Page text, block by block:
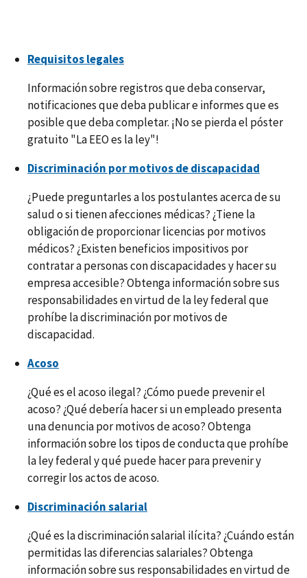
Requisitos legales
Información sobre registros que deba conservar,
notificaciones que deba publicar e informes que es
posible que deba completar. ¡No se pierda el póster
gratuito "La EEO es la ley"!
Discriminación por motivos de discapacidad
¿Puede preguntarles a los postulantes acerca de su
salud o si tienen afecciones médicas? ¿Tiene la
obligación de proporcionar licencias por motivos
médicos? ¿Existen beneficios impositivos por
contratar a personas con discapacidades y hacer su
empresa accesible? Obtenga información sobre sus
responsabilidades en virtud de la ley federal que
prohíbe la discriminación por motivos de
discapacidad.
Acoso
¿Qué es el acoso ilegal? ¿Cómo puede prevenir el
acoso? ¿Qué debería hacer si un empleado presenta
una denuncia por motivos de acoso? Obtenga
información sobre los tipos de conducta que prohíbe
la ley federal y qué puede hacer para prevenir y
corregir los actos de acoso.
Discriminación salarial
¿Qué es la discriminación salarial ilícita? ¿Cuándo están
permitidas las diferencias salariales? Obtenga
información sobre sus responsabilidades en virtud de